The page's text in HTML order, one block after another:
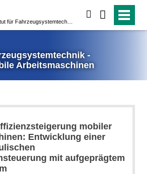
-
Arbeitsmaschinen
mobiler
Entwicklung einer
mit aufgeprägtem